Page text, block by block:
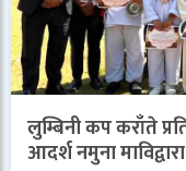
लुम्बिनी कप कराँते
आदर्श नमुना